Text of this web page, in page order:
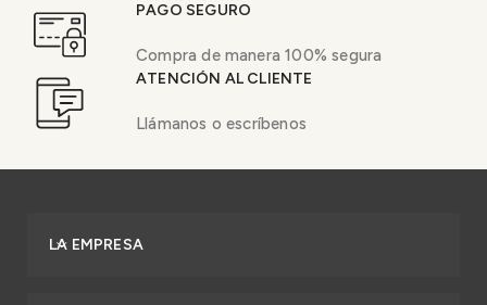
PAGO SEGURO
Compra de manera 100% segura
ATENCIÓN AL CLIENTE
Llámanos o escríbenos
LA EMPRESA